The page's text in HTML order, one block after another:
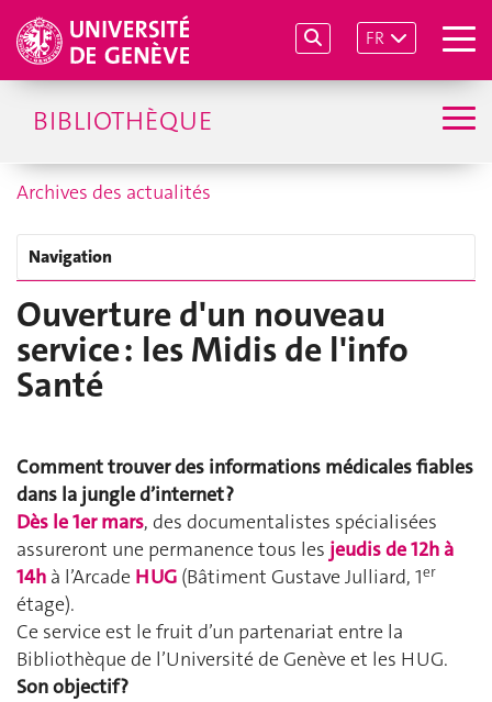
FR
BIBLIOTHÈQUE
Archives des actualités
Navigation
Ouverture d'un nouveau
service : les Midis de l'info
Santé
Comment trouver des informations médicales fiables
dans la jungle d’internet ?
Dès le 1er mars, des documentalistes spécialisées
assureront une permanence tous les jeudis de 12h à
14h à l’Arcade HUG (Bâtiment Gustave Julliard, 1er
étage).
Ce service est le fruit d’un partenariat entre la
Bibliothèque de l’Université de Genève et les HUG.
Son objectif ?